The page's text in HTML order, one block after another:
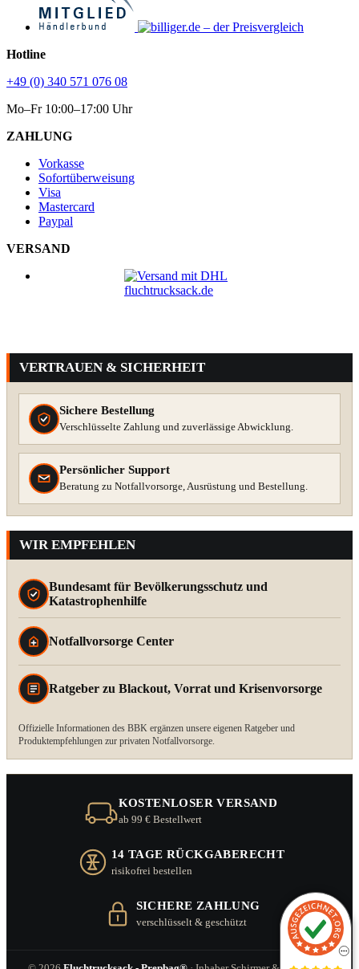
Hotline
+49 (0) 340 571 076 08
Mo–Fr 10:00–17:00 Uhr
ZAHLUNG
Vorkasse
Sofortüberweisung
Visa
Mastercard
Paypal
VERSAND
VERTRAUEN & SICHERHEIT
Sichere Bestellung
Verschlüsselte Zahlung und zuverlässige Abwicklung.
Persönlicher Support
Beratung zu Notfallvorsorge, Ausrüstung und Bestellung.
WIR EMPFEHLEN
Bundesamt für Bevölkerungsschutz und
Katastrophenhilfe
Notfallvorsorge Center
Ratgeber zu Blackout, Vorrat und Krisenvorsorge
Offizielle Informationen des BBK ergänzen unsere eigenen Ratgeber und
Produktempfehlungen zur privaten Notfallvorsorge.
KOSTENLOSER VERSAND
ab 99 € Bestellwert
14 TAGE RÜCKGABERECHT
risikofrei bestellen
SICHERE ZAHLUNG
verschlüsselt & geschützt